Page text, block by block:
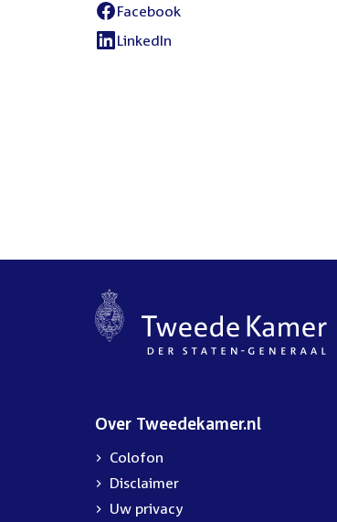
External
link:
Facebook
External
LinkedIn
Over Tweedekamer.nl
Colofon
Disclaimer
Uw privacy